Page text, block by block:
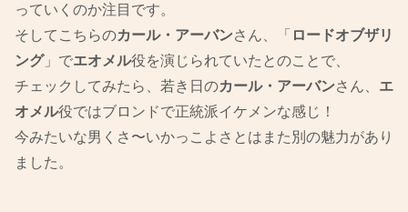
っていくのか注目です。
そしてこちらのカール・アーバンさん、「 ロードオブザリ
ング」でエオメル役を演じられていたとのことで、
チェックしてみたら、若き日のカール・アーバンさん、 エ
オメル役ではブロンドで正統派イケメンな感じ！
今みたいな男くさ〜いかっこよさとはまた別の魅力があり
ました。